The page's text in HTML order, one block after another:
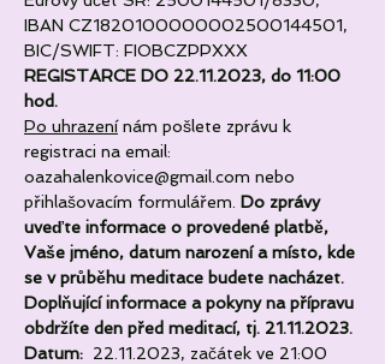
IBAN CZ1820100000002500144501,
BIC/SWIFT: FIOBCZPPXXX
REGISTARCE DO 22.11.2023, do 11:00
hod.
Po uhrazení nám pošlete zprávu k
registraci na email:
oazahalenkovice@gmail.com nebo
přihlašovacím formulářem. Do zprávy
uveďte informace o provedené platbě,
Vaše jméno, datum narození a místo, kde
se v průběhu meditace budete nacházet.
Doplňující informace a pokyny na přípravu
obdržíte den před meditací, tj. 21.11.2023.
Datum: 22.11.2023, začátek ve 21:00